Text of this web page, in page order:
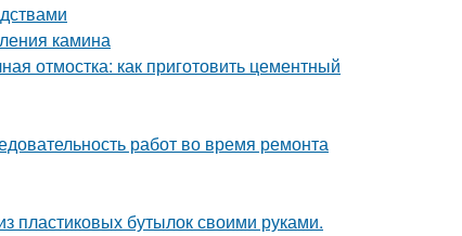
камина
отмостка: как приготовить цементный
работ во время ремонта
пластиковых бутылок своими руками.